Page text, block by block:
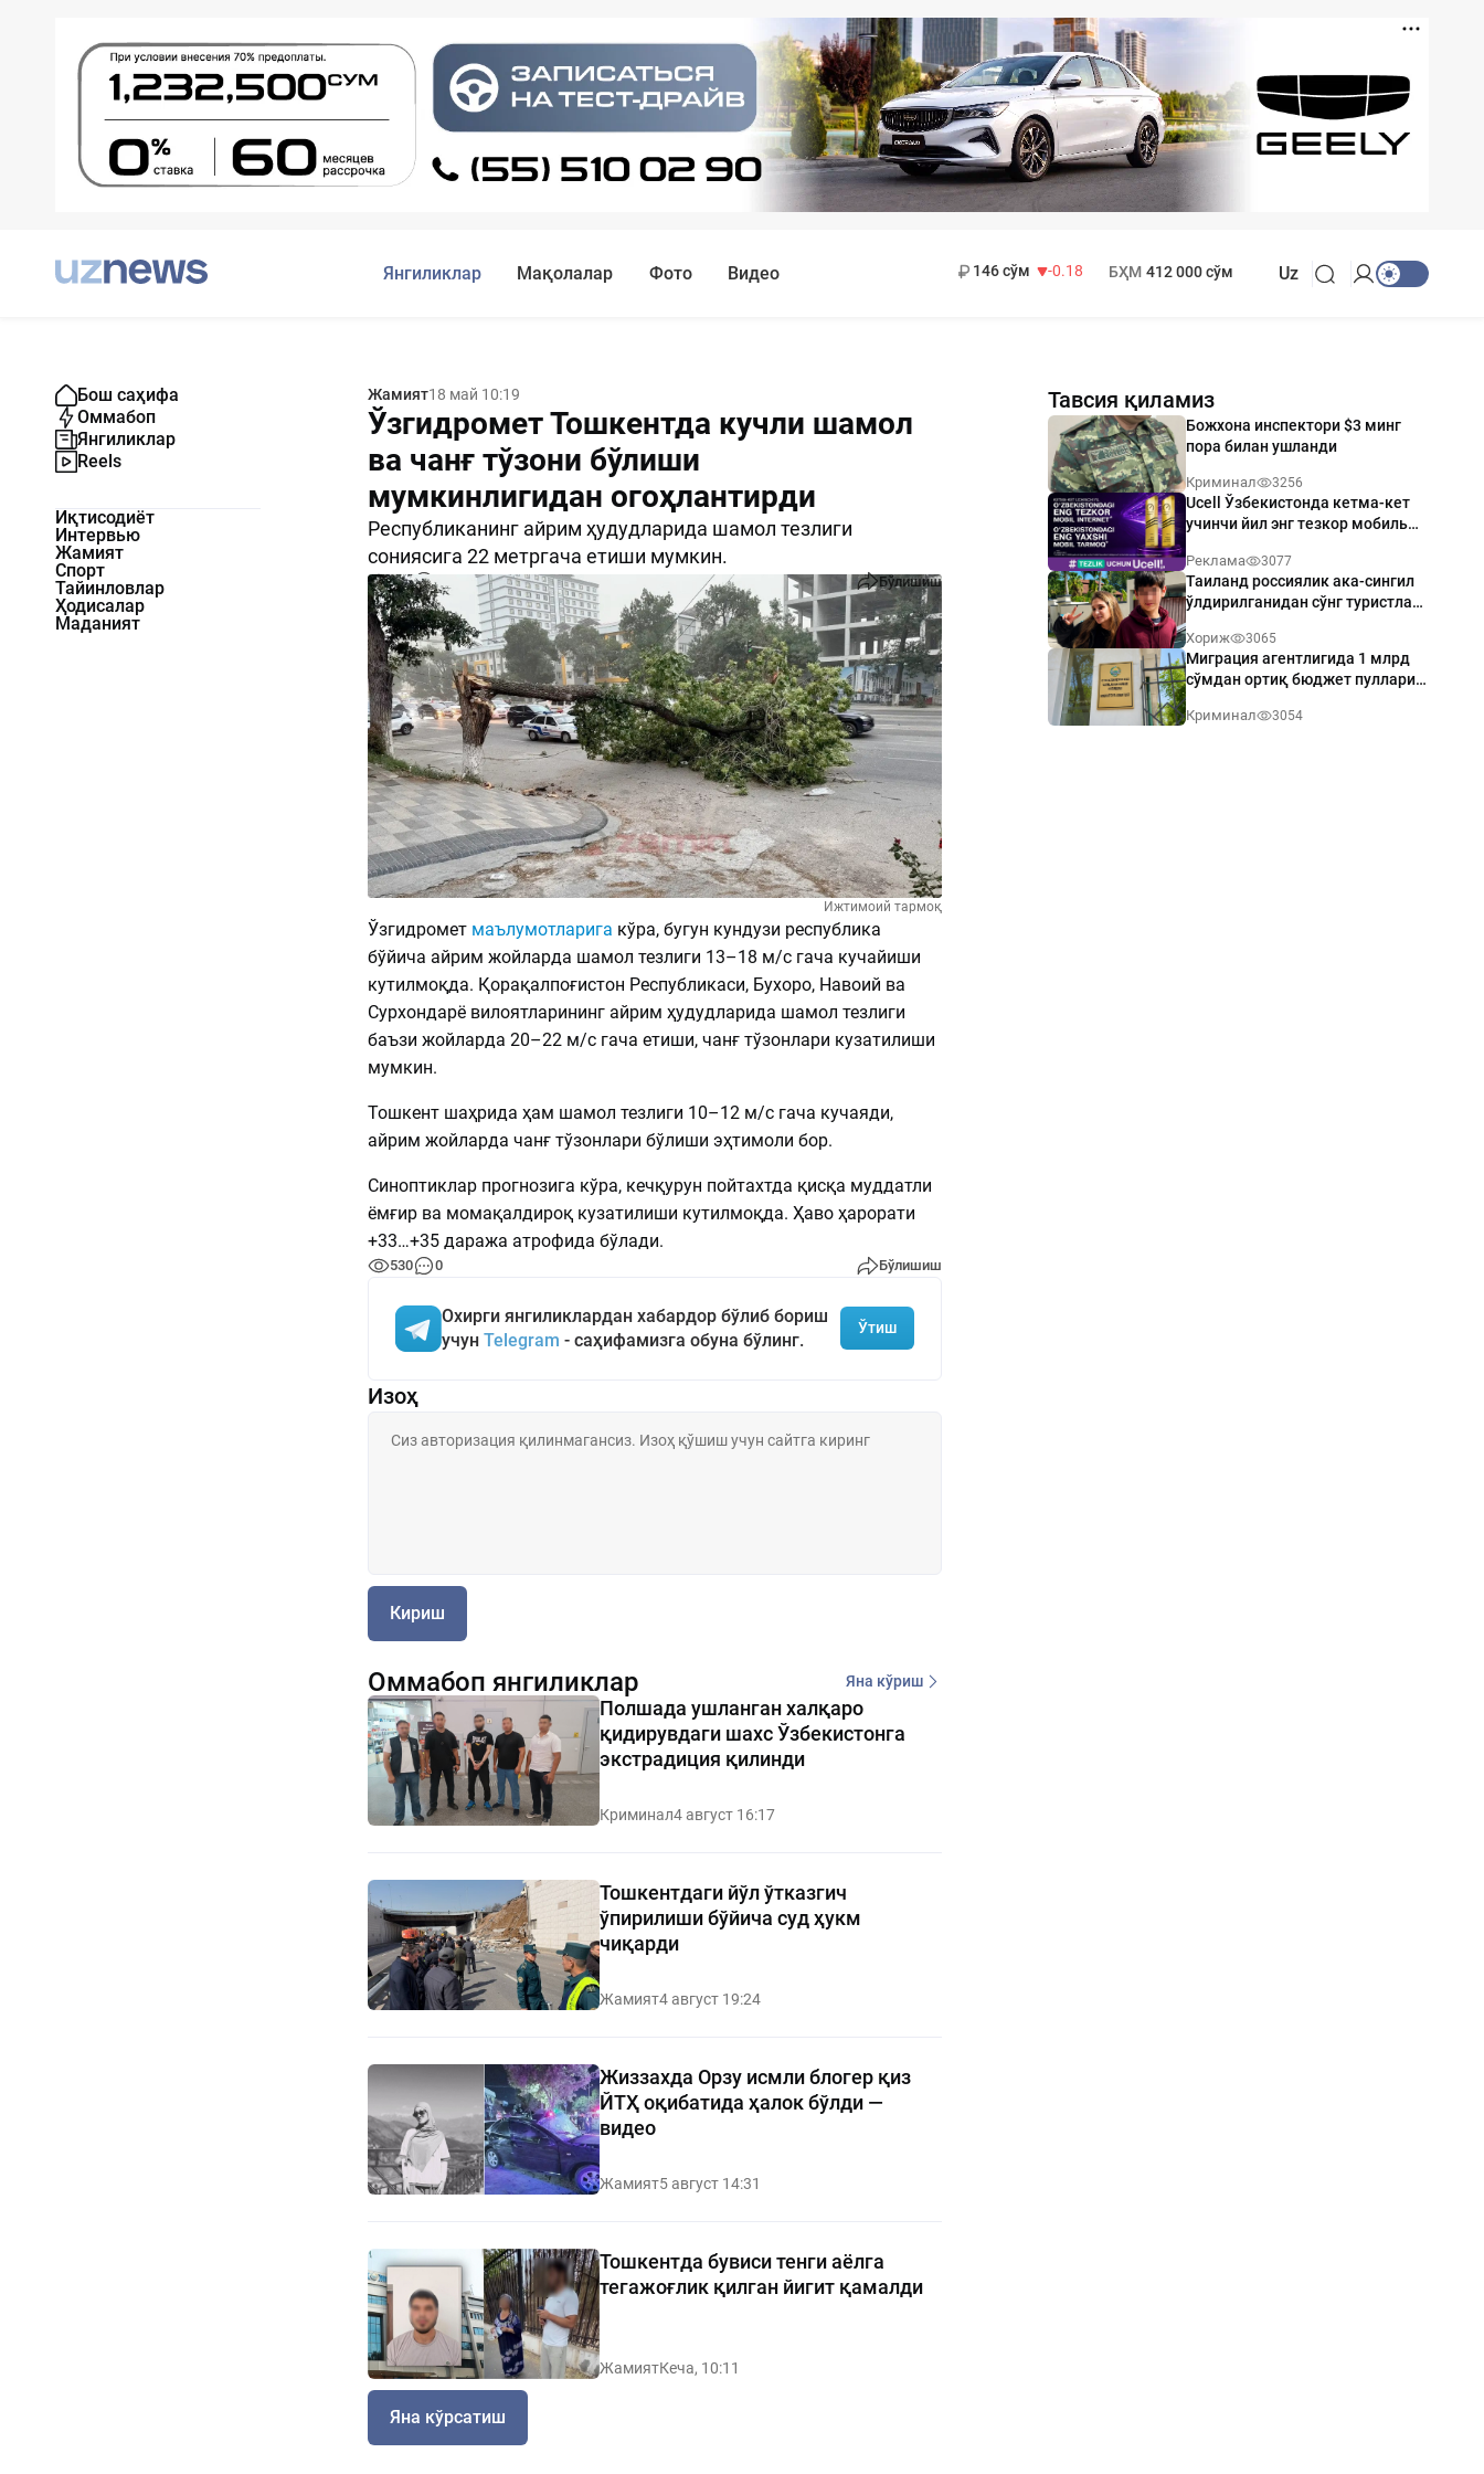
Янгиликлар Мақолалар Фото Видео
146 сўм
-0.18
БҲМ 412 000 сўм Uz
Бош саҳифа
Оммабоп
Янгиликлар
Reels
Иқтисодиёт
Интервью
Жамият
Спорт
Тайинловлар
Ҳодисалар
Маданият
Жамият18 май 10:19
Ўзгидромет Тошкентда кучли шамол
ва чанғ тўзони бўлиши
мумкинлигидан огоҳлантирди
Республиканинг айрим ҳудудларида шамол тезлиги
сониясига 22 метргача етиши мумкин.
530 0 Бўлишиш
Ижтимоий тармоқ
Ўзгидромет маълумотларига кўра, бугун кундузи республика
бўйича айрим жойларда шамол тезлиги 13–18 м/с гача кучайиши
кутилмоқда. Қорақалпоғистон Республикаси, Бухоро, Навоий ва
Сурхондарё вилоятларининг айрим ҳудудларида шамол тезлиги
баъзи жойларда 20–22 м/с гача етиши, чанғ тўзонлари кузатилиши
мумкин.
Тошкент шаҳрида ҳам шамол тезлиги 10–12 м/с гача кучаяди,
айрим жойларда чанғ тўзонлари бўлиши эҳтимоли бор.
Синоптиклар прогнозига кўра, кечқурун пойтахтда қисқа муддатли
ёмғир ва момақалдироқ кузатилиши кутилмоқда. Ҳаво ҳарорати
+33…+35 даража атрофида бўлади.
530 0 Бўлишиш
Охирги янгиликлардан хабардор бўлиб бориш
учун Telegram - саҳифамизга обуна бўлинг.
Ўтиш
Изоҳ
Кириш
Тавсия қиламиз
Божхона инспектори $3 минг
пора билан ушланди
Криминал 3256
Ucell Ўзбекистонда кетма-кет
учинчи йил энг тезкор мобиль
Реклама 3077
Таиланд россиялик ака-сингил
ўлдирилганидан сўнг туристлар
Хориж 3065
Миграция агентлигида 1 млрд
сўмдан ортиқ бюджет пуллари
Криминал 3054
Оммабоп янгиликлар Яна кўриш
Полшада ушланган халқаро
қидирувдаги шахс Ўзбекистонга
экстрадиция қилинди
Криминал4 август 16:17
Тошкентдаги йўл ўтказгич
ўпирилиши бўйича суд ҳукм
чиқарди
Жамият4 август 19:24
Жиззахда Орзу исмли блогер қиз
ЙТҲ оқибатида ҳалок бўлди —
видео
Жамият5 август 14:31
Тошкентда бувиси тенги аёлга
тегажоғлик қилган йигит қамалди
ЖамиятКеча, 10:11
Яна кўрсатиш